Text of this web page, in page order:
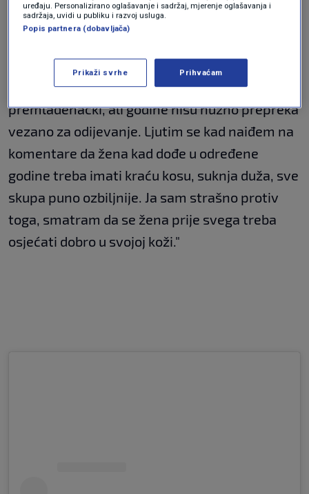
trebale nositi.
"Što se tiče mode i igranja modom, možda se
nekome čini da pretjerujem, da je
premladenački, ali godine nisu nužno prepreka
vezano za odijevanje. Ljutim se kad naiđem na
komentare da žena kad dođe u određene
godine treba imati kraću kosu, suknja duža, sve
skupa puno ozbiljnije. Ja sam strašno protiv
toga, smatram da se žena prije svega treba
osjećati dobro u svojoj koži."
uređaju. Personalizirano oglašavanje i sadržaj, mjerenje oglašavanja i
sadržaja, uvidi u publiku i razvoj usluga.
Popis partnera (dobavljača)
Prikaži svrhe Prihvaćam